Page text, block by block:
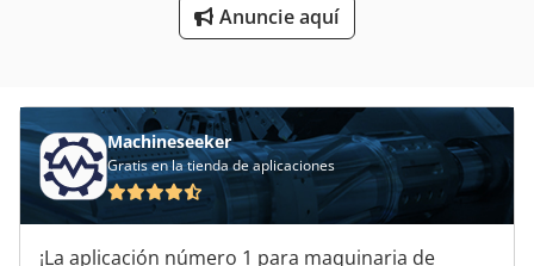
Anuncie aquí
Machineseeker
Gratis en la tienda de aplicaciones
¡La aplicación número 1 para maquinaria de